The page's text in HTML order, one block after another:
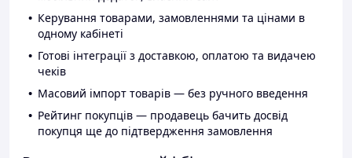
Керування товарами, замовленнями та цінами в
одному кабінеті
Готові інтеграції з доставкою, оплатою та видачею
чеків
Масовий імпорт товарів — без ручного введення
Рейтинг покупців — продавець бачить досвід
покупця ще до підтвердження замовлення